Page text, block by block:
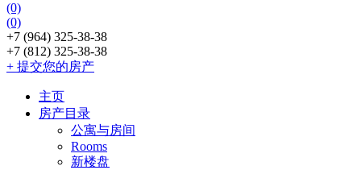
(0)
(0)
+7 (964) 325-38-38
+7 (812) 325-38-38
+ 提交您的房产
主页
房产目录
公寓与房间
Rooms
新楼盘